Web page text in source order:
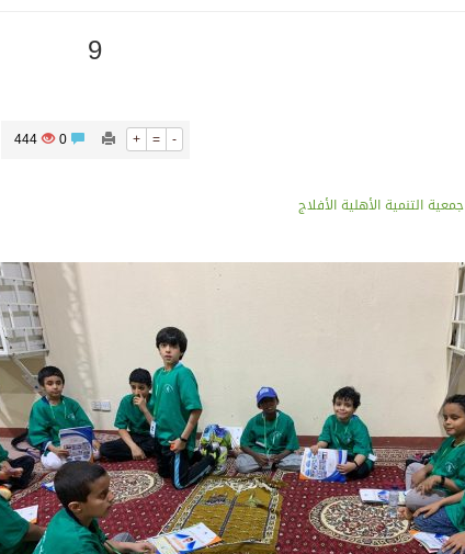
9
+ = -
0
444
جمعية التنمية الأهلية الأفلاج